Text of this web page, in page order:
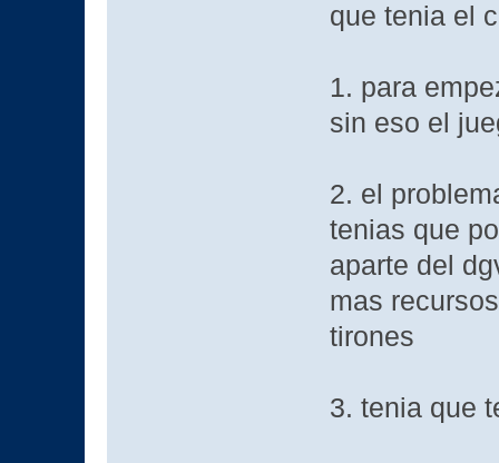
que tenia el
1. para
sin eso el
2. el
tenias que
aparte del
mas
tirones
3. tenia que